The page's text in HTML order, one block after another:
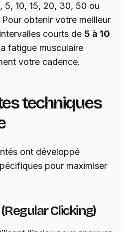
5, 10, 15, 20, 30, 50 ou
obtenir votre meilleur
courts de 5 à 10
fatigue musculaire
votre cadence.
techniques
ont développé
pour maximiser
Clicking)